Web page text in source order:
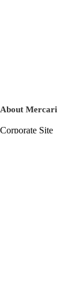
About Mercari
Corporate Site